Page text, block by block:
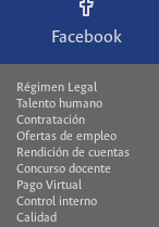
Facebook
Régimen Legal
Talento humano
Contratación
Ofertas de empleo
Rendición de cuentas
Concurso docente
Pago Virtual
Control interno
Calidad